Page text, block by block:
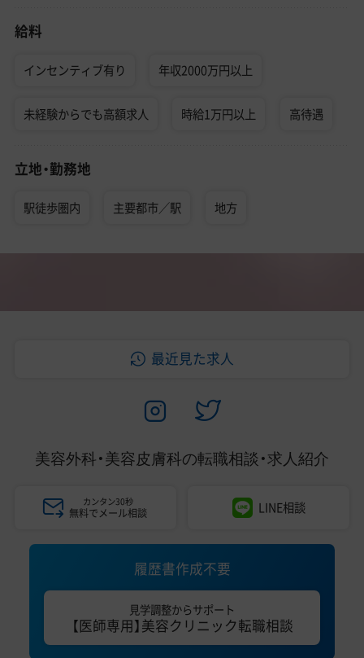
給料
インセンティブ有り 年収2000万円以上
未経験からでも高額求人 時給1万円以上 高待遇
立地・勤務地
駅徒歩圏内 主要都市／駅 地方
最近見た求人
美容外科・美容皮膚科の転職相談・求人紹介
カンタン30秒
無料でメール相談 LINE相談
履歴書作成不要
見学調整からサポート
【医師専用】美容クリニック転職相談